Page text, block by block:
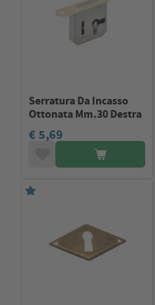
Serratura Da Incasso
Ottonata Mm.30 Destra
€ 5,69